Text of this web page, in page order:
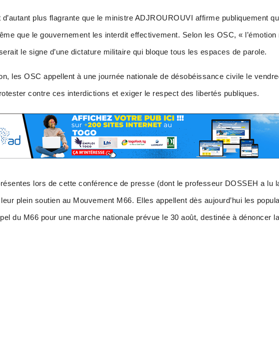
plus flagrante que le ministre ADJROUROUVI affirme publiquement
que le gouvernement les interdit effectivement. Selon les OSC, «
le signe d’une dictature militaire qui bloque tous les espaces de parole.
les OSC appellent à une journée nationale de désobéissance civile le
contre ces interdictions et exiger le respect des libertés publiques.
lors de cette conférence de presse (dont le professeur DOSSEH a lu
plein soutien au Mouvement M66. Elles appellent dès aujourd’hui les
du M66 pour une marche nationale prévue le 30 août, destinée à dénoncer